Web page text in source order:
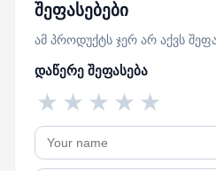
შეფასებები
ამ პროდუქტს ჯერ არ აქვს
დაწერე შეფასება
★
★
★
★
★